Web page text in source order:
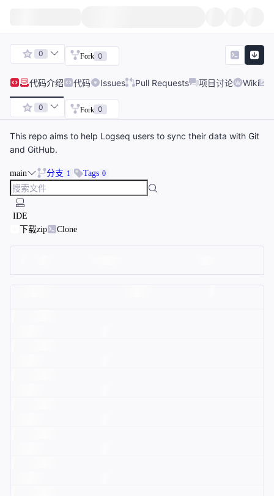
0 Fork 0
代码介绍 代码 Issues Pull Requests 项目讨论 Wiki
0 Fork 0
This repo aims to help Logseq users to sync their data with Git
and GitHub.
main 分支 1 Tags 0
IDE
下载zip
Clone